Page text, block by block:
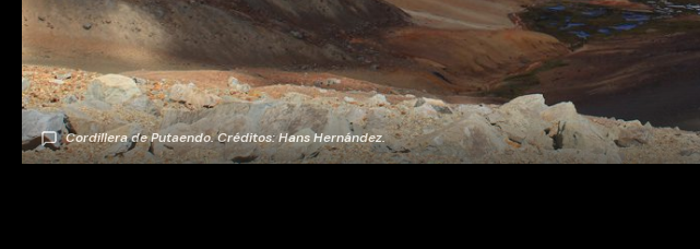
Cordillera de Putaendo. Créditos: Hans Hernández.